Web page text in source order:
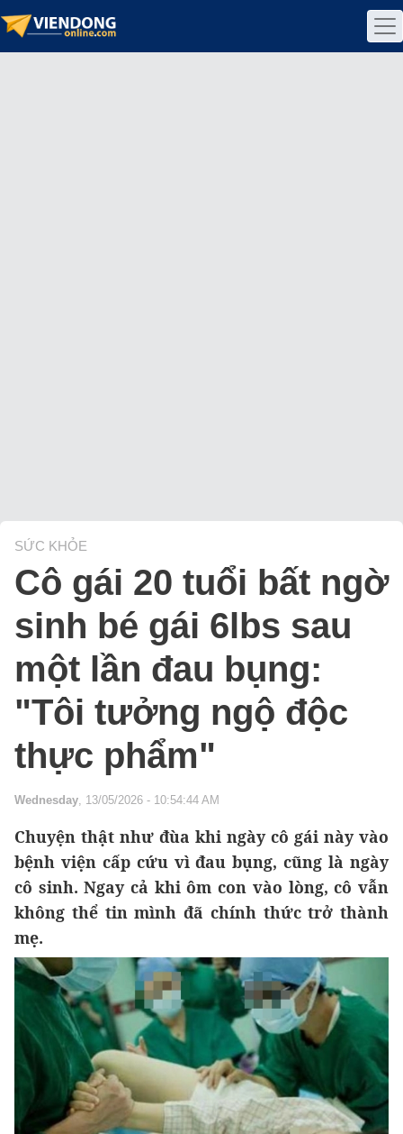
SỨC KHỎE
Cô gái 20 tuổi bất ngờ
sinh bé gái 6lbs sau
một lần đau bụng:
"Tôi tưởng ngộ độc
thực phẩm"
Wednesday, 13/05/2026 - 10:54:44 AM
Chuyện thật như đùa khi ngày cô gái này vào
bệnh viện cấp cứu vì đau bụng, cũng là ngày
cô sinh. Ngay cả khi ôm con vào lòng, cô vẫn
không thể tin mình đã chính thức trở thành
mẹ.